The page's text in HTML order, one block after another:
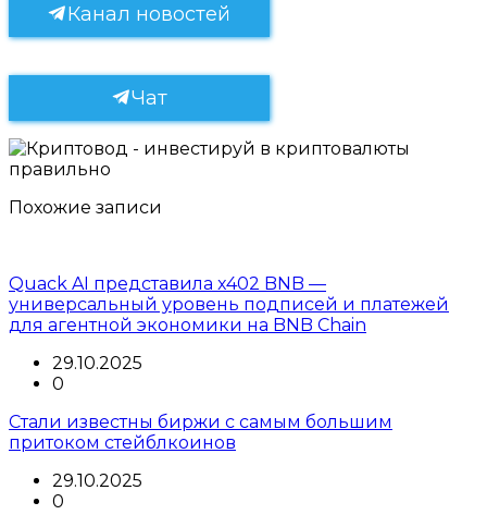
Канал новостей
Чат
Похожие записи
Quack AI представила x402 BNB —
универсальный уровень подписей и платежей
для агентной экономики на BNB Chain
29.10.2025
0
Стали известны биржи с самым большим
притоком стейблкоинов
29.10.2025
0